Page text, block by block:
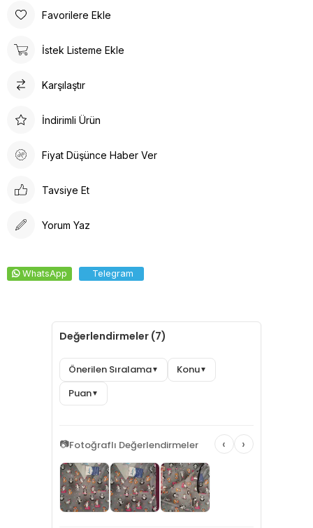
Favorilere Ekle
İstek Listeme Ekle
Karşılaştır
İndirimli Ürün
Fiyat Düşünce Haber Ver
Tavsiye Et
Yorum Yaz
WhatsApp Telegram
Değerlendirmeler (7)
Önerilen Sıralama▼ Konu▼
Puan▼
📷Fotoğraflı Değerlendirmeler ‹ ›